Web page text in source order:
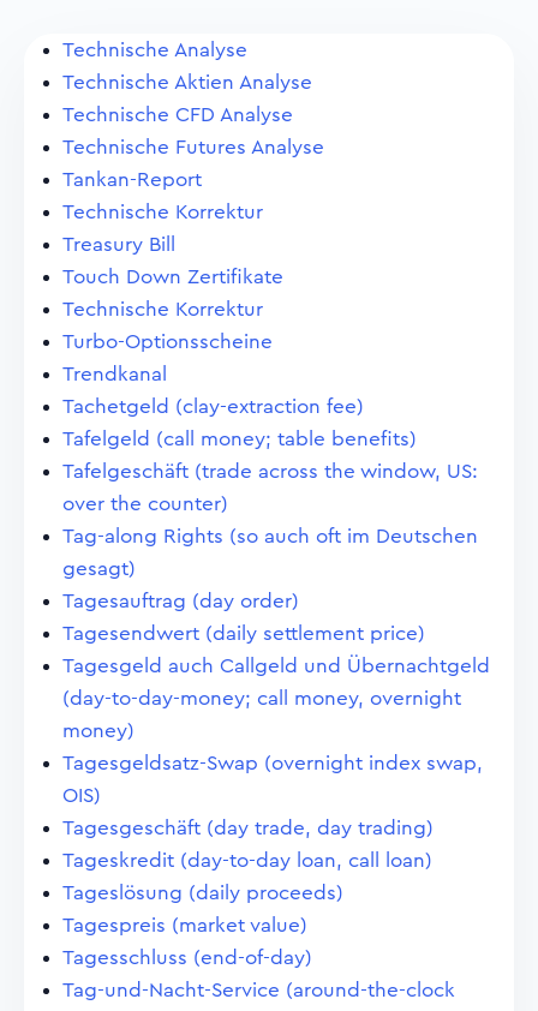
Technische Analyse
Technische Aktien Analyse
Technische CFD Analyse
Technische Futures Analyse
Tankan-Report
Technische Korrektur
Treasury Bill
Touch Down Zertifikate
Technische Korrektur
Turbo-Optionsscheine
Trendkanal
Tachetgeld (clay-extraction fee)
Tafelgeld (call money; table benefits)
Tafelgeschäft (trade across the window, US:
over the counter)
Tag-along Rights (so auch oft im Deutschen
gesagt)
Tagesauftrag (day order)
Tagesendwert (daily settlement price)
Tagesgeld auch Callgeld und Übernachtgeld
(day-to-day-money; call money, overnight
money)
Tagesgeldsatz-Swap (overnight index swap,
OIS)
Tagesgeschäft (day trade, day trading)
Tageskredit (day-to-day loan, call loan)
Tageslösung (daily proceeds)
Tagespreis (market value)
Tagesschluss (end-of-day)
Tag-und-Nacht-Service (around-the-clock